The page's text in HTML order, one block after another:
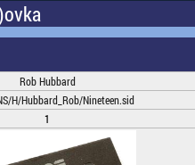
Rob Hubbard
H/Hubbard_Rob/Nineteen.sid
1